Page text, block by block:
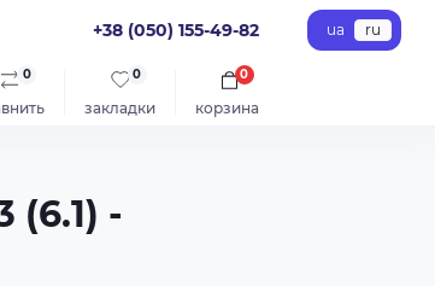
+38 (050) 155-49-82 ua ru
0
закладки
0
корзина
0
(6.1) -